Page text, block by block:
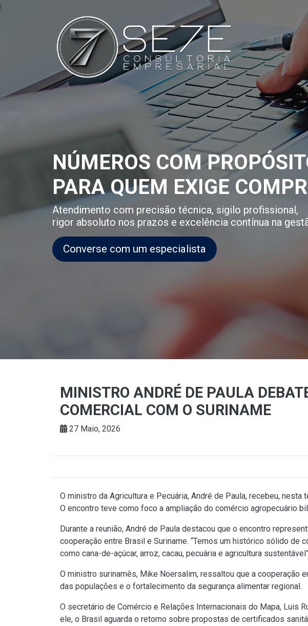
NÚMEROS COM
PARA QUEM EXIGE
Atendimento com precisão técnica, sigilo profissional,
rigor absoluto nos prazos e excelência contínua na
Converse com um especialista
MINISTRO ANDRÉ DE PAULA
COMERCIAL COM O SURINAME
27 Maio, 2026
O ministro da Agricultura e Pecuária, André de Paula, recebeu,
O encontro teve como foco a ampliação do comércio agropecuário
Durante a reunião, André de Paula destacou que o encontro
cooperação entre Brasil e Suriname. “Temos um histórico sólido de
como cana-de-açúcar, arroz, cacau, pecuária e agricultura
O ministro surinamês, Mike Noersalim, ressaltou que a
das populações e o fortalecimento da segurança alimentar regional.
O secretário de Comércio e Relações Internacionais do Mapa, Luis
ele, o Brasil aguarda o retorno sobre propostas de certificados